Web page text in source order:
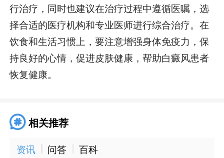
行治疗，同时也建议在治疗过程中遵循医嘱，选
择合适的医疗机构和专业医师进行综合治疗。在
饮食和生活习惯上，要注意增强身体免疫力，保
持良好的心情，促进皮肤健康，帮助白癜风患者
恢复健康。
相关推荐
资讯 问答 百科